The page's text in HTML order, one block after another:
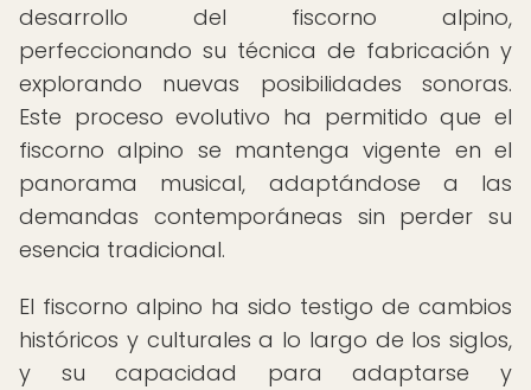
desarrollo del fiscorno alpino,
perfeccionando su técnica de fabricación y
explorando nuevas posibilidades sonoras.
Este proceso evolutivo ha permitido que el
fiscorno alpino se mantenga vigente en el
panorama musical, adaptándose a las
demandas contemporáneas sin perder su
esencia tradicional.
El fiscorno alpino ha sido testigo de cambios
históricos y culturales a lo largo de los siglos,
y su capacidad para adaptarse y